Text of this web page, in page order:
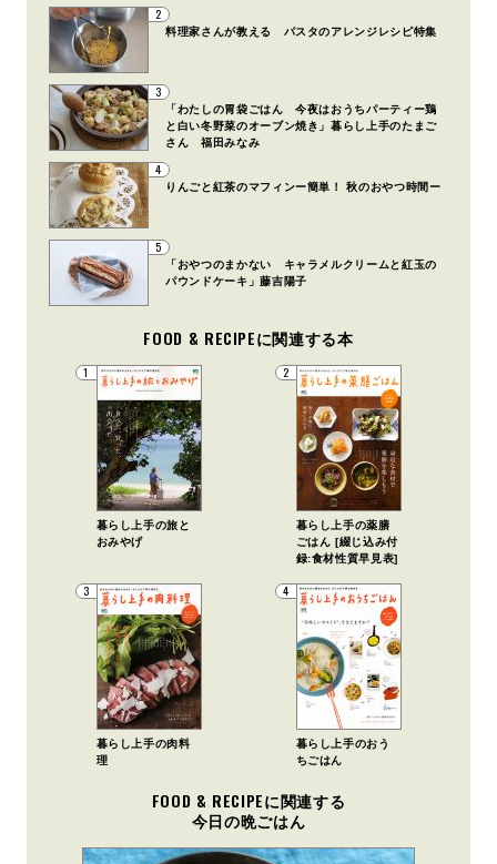
2
料理家さんが教える パスタのアレンジレシピ特集
3
「わたしの胃袋ごはん 今夜はおうちパーティー鶏
と白い冬野菜のオーブン焼き」暮らし上手のたまご
さん 福田みなみ
4
りんごと紅茶のマフィンー簡単！ 秋のおやつ時間ー
5
「おやつのまかない キャラメルクリームと紅玉の
パウンドケーキ」藤吉陽子
FOOD & RECIPEに関連する本
1
暮らし上手の旅と
おみやげ
2
暮らし上手の薬膳
ごはん [綴じ込み付
録:食材性質早見表]
3
暮らし上手の肉料
理
4
暮らし上手のおう
ちごはん
FOOD & RECIPEに関連する
今日の晩ごはん